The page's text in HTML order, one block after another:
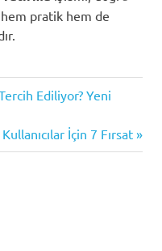
hem pratik hem de
Ediliyor? Yeni
İçin 7 Fırsat